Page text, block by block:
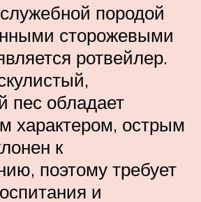
породой
сторожевыми
ротвейлер.
пес обладает
характером, острым
к
поэтому требует
и